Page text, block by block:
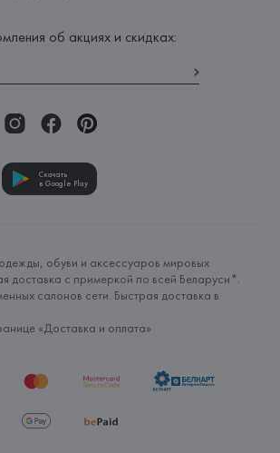
об акциях и скидках:
Скачать
в Google Play
обуви и аксессуаров мировых
доставка с примеркой по всей Беларуси*.
салонов сети. Быстрая доставка в
«Доставка и оплата»